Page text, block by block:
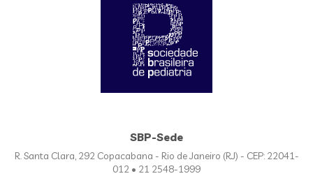
SBP-Sede
R. Santa Clara, 292 Copacabana - Rio de Janeiro (RJ) - CEP: 22041-
012 • 21 2548-1999